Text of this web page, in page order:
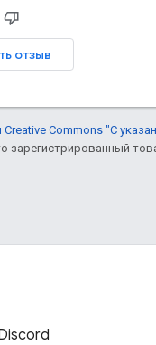
отзыв
Creative Commons "С
зарегистрированный